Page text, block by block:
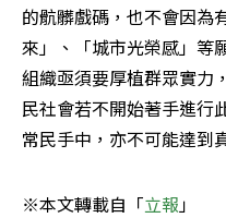
的骯髒戲碼，也不會因為
來」、「城市光榮感」等
組織亟須要厚植群眾實力
民社會若不開始著手進行
常民手中，亦不可能達到
※本文轉載自「立報 」